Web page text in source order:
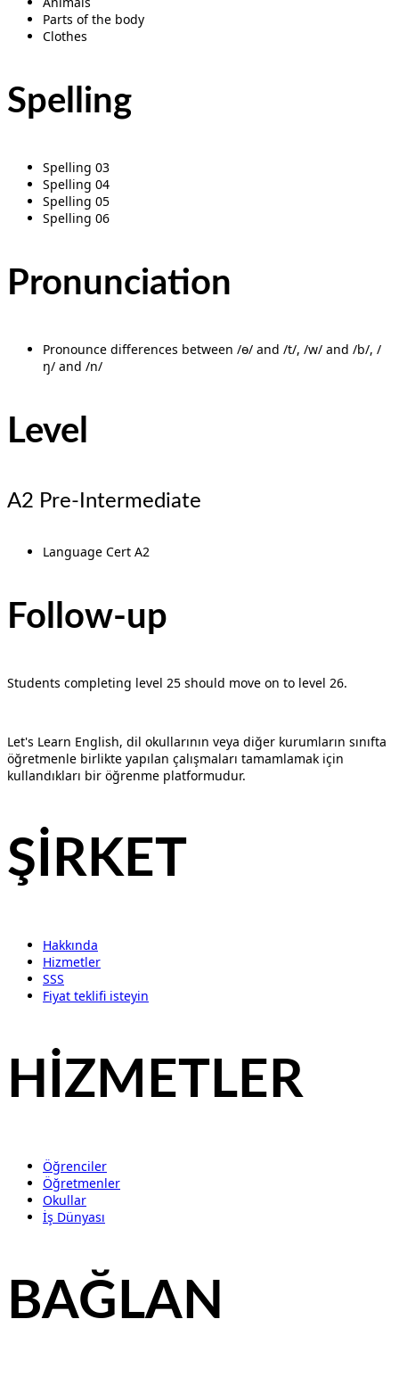
Parts of the body
Clothes
Spelling
Spelling 03
Spelling 04
Spelling 05
Spelling 06
Pronunciation
Pronounce differences between /ɵ/ and /t/, /w/ and /b/, /
ŋ/ and /n/
Level
A2 Pre-Intermediate
Language Cert A2
Follow-up
Students completing level 25 should move on to level 26.
Let's Learn English, dil okullarının veya diğer kurumların sınıfta
öğretmenle birlikte yapılan çalışmaları tamamlamak için
kullandıkları bir öğrenme platformudur.
ŞİRKET
Hakkında
Hizmetler
SSS
Fiyat teklifi isteyin
HİZMETLER
Öğrenciler
Öğretmenler
Okullar
İş Dünyası
BAĞLAN